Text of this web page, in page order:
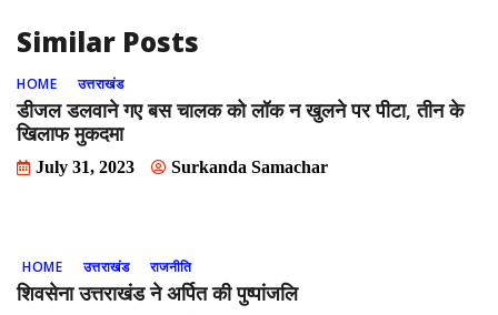
Similar Posts
HOME उत्तराखंड
डीजल डलवाने गए बस चालक को लॉक न खुलने पर पीटा, तीन के
खिलाफ मुकदमा
July 31, 2023 Surkanda Samachar
HOME उत्तराखंड राजनीति
शिवसेना उत्तराखंड ने अर्पित की पुष्पांजलि